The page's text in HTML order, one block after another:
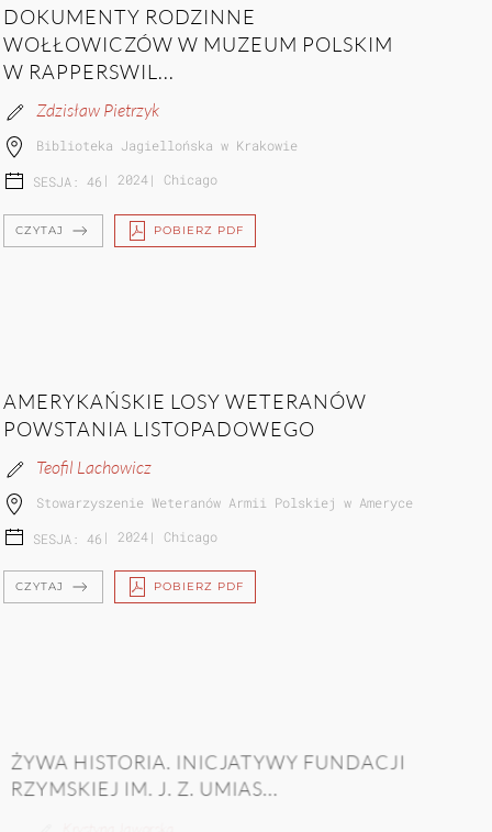
DOKUMENTY RODZINNE
WOŁŁOWICZÓW W MUZEUM POLSKIM
W RAPPERSWIL...
Zdzisław Pietrzyk
Biblioteka Jagiellońska w Krakowie
SESJA: 46 | 2024| Chicago
CZYTAJ POBIERZ PDF
AMERYKAŃSKIE LOSY WETERANÓW
POWSTANIA LISTOPADOWEGO
Teofil Lachowicz
Stowarzyszenie Weteranów Armii Polskiej w Ameryce
SESJA: 46 | 2024| Chicago
CZYTAJ POBIERZ PDF
ŻYWA HISTORIA. INICJATYWY FUNDACJI
RZYMSKIEJ IM. J. Z. UMIAS...